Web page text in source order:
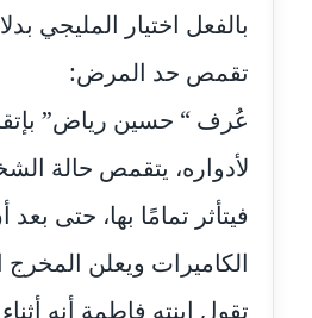
عاملة
مدونة طلبة رضوان
متوفي
مدونة طه ابوزيد
بالفعل اختيار المليجي
تقمص حد المرض:
عُرف “ حسين رياض”
لأدواره، يتقمص حالة
فيتأثر تمامًا بها، حتى
الكاميرات ويعلن المخرج
تقول ابنته فاطمة أنه